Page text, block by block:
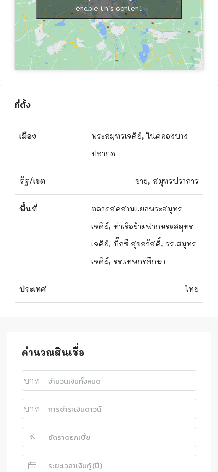
enable this content
ที่ตั้ง
เมือง
พระสมุทรเจดีย์, ในคลองบาง
ปลากด
รัฐ/เขต ขาย, สมุทรปราการ
พื้นที่
ตลาดสดสามแยกพระสมุทร
เจดีย์, ท่าเรือข้ามฟากพระสมุทร
เจดีย์, บิ๊กซี สุขสวัสดิ์, รร.สมุทร
เจดีย์, รร.เทพกรศึกษา
ประเทศ ไทย
คำนวณสินเชื่อ
บาท
บาท
%